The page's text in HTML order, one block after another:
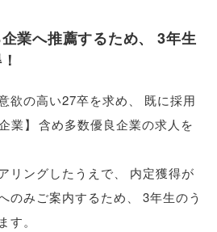
業へ推薦するため、
3年生
欲の高い27卒を求め
既に採用
業】 含め多数優良企業の求人を
リングしたうえで
内定獲得が
のみご案内するため
3年生のう
す。